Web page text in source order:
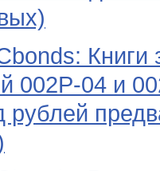
002Р-04 и
рублей